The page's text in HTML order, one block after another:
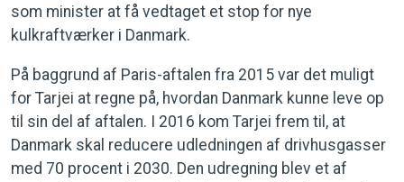
som minister at få vedtaget et stop for nye
kulkraftværker i Danmark.
På baggrund af Paris-aftalen fra 2015 var det muligt
for Tarjei at regne på, hvordan Danmark kunne leve op
til sin del af aftalen. I 2016 kom Tarjei frem til, at
Danmark skal reducere udledningen af drivhusgasser
med 70 procent i 2030. Den udregning blev et af